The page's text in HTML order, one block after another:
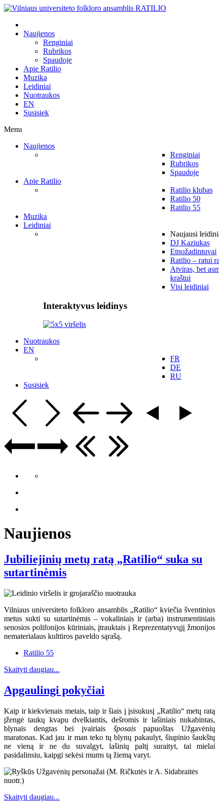
Naujienos
Renginiai
Rubrikos
Spaudoje
Apie Ratilio
Muzika
Leidiniai
Nuotraukos
EN
Susisiek
Menu
Naujienos
Renginiai
Rubrikos
Spaudoje
Apie Ratilio
Ratilio klubas
Ratilio 50
Ratilio 55
Muzika
Leidiniai
Naujausi
DJ Kaziukas
Etnožadintuvai
Ratilio – ratui
Atviras, bet
kraštui
Visi leidiniai
Interaktyvus leidinys
Nuotraukos
EN
FR
DE
RU
Susisiek
Naujienos
Jubiliejinių metų ratą „Ratilio“ suka su
sutartinėmis
Vilniaus universiteto folkloro ansamblis „Ratilio“ kviečia šventinius
metus sukti su sutartinėmis – vokaliniais ir (arba) instrumentiniais
senosios polifonijos kūriniais, įtrauktais į Reprezentatyvųjį žmonijos
nematerialaus kultūros paveldo sąrašą.
Ratilio 55
Skaityti daugiau...
Apgaulingi pokyčiai
Kaip ir kiekvienais metais, taip ir šiais į įsisukusį „Ratilio“ metų ratą
įžengė taukų kvapu dvelkiantis, dešromis ir lašiniais nukabintas,
blynais dengtas bei įvairiais šposaispapuoštas Užgavėnių
maratonas. Kad jau ir man teko tų blynų pakaulyt, šiupinio šaukštų
ne vieną ir ne du suvalgyt, lašinių paltį suraityt, tai mielai
pasidalinsiu, kaipgi sekėsi mums tą žiemą varyt.
Skaityti daugiau...